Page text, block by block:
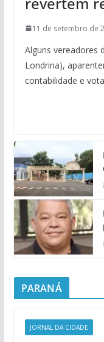
11 de setembro de
Alguns vereadores
Londrina),
contabilidade e
PARANÁ
JORNAL DA CIDADE